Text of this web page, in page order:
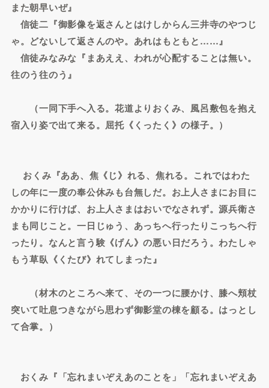
また朝早いぜ』
信徒二『御影像を返さんとはけしからん三井寺のやつじ
ゃ。どないして返さんのや。あれはもともと……』
信徒みなみな『まあええ、われが心配することは無い。
往のう往のう』
（一同下手へ入る。花道よりおくみ、風呂敷包を抱え
宿入り姿で出て来る。屈托《くったく》の様子。）
おくみ『ああ、焦《じ》れる、焦れる。これではわた
しの年に一度の奉公休みも台無しだ。お上人さまにお目に
かかりに行けば、お上人さまはおいでなされず。源兵衛さ
まも同じこと。一日じゅう、あっちへ行ったりこっちへ行
ったり。なんと言う験《げん》の悪い日だろう。わたしゃ
もう草臥《くたび》れてしまった』
（材木のところへ来て、その一つに腰かけ、膝へ頬杖
突いて吐息つきながら思わず御影堂の棟を顧る。はっとし
て合掌。）
おくみ『「忘れまいぞえあのことを」「忘れまいぞえあ